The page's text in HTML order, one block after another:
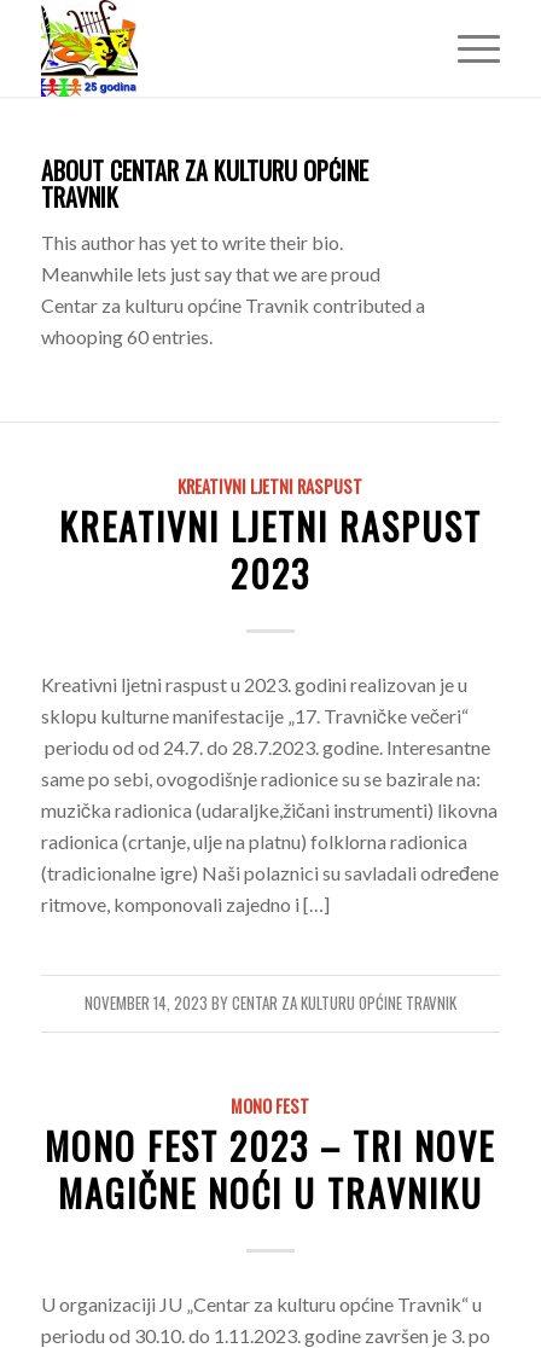
ABOUT CENTAR ZA KULTURU OPĆINE
TRAVNIK
This author has yet to write their bio.
Meanwhile lets just say that we are proud
Centar za kulturu općine Travnik contributed a
whooping 60 entries.
KREATIVNI LJETNI RASPUST
KREATIVNI LJETNI RASPUST
2023
Kreativni ljetni raspust u 2023. godini realizovan je u
sklopu kulturne manifestacije „17. Travničke večeri“
periodu od od 24.7. do 28.7.2023. godine. Interesantne
same po sebi, ovogodišnje radionice su se bazirale na:
muzička radionica (udaraljke,žičani instrumenti) likovna
radionica (crtanje, ulje na platnu) folklorna radionica
(tradicionalne igre) Naši polaznici su savladali određene
ritmove, komponovali zajedno i […]
NOVEMBER 14, 2023 BYCENTAR ZA KULTURU OPĆINE TRAVNIK
MONO FEST
MONO FEST 2023 – TRI NOVE
MAGIČNE NOĆI U TRAVNIKU
U organizaciji JU „Centar za kulturu općine Travnik“ u
periodu od 30.10. do 1.11.2023. godine završen je 3. po